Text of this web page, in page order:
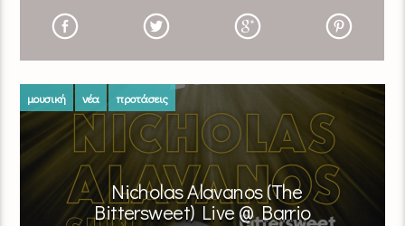
μουσική νέα προτάσεις
Nicholas Alavanos (The
Bittersweet) Live @ Barrio